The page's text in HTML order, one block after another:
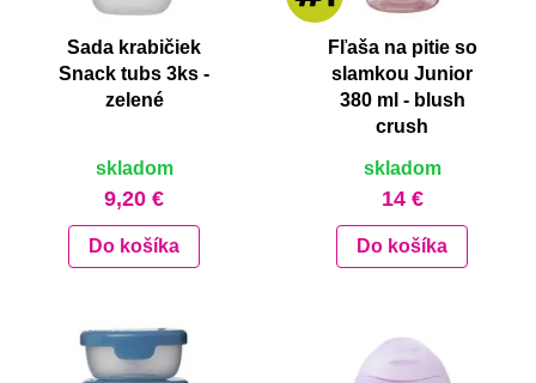
Sada krabičiek
Snack tubs 3ks -
zelené
skladom
9,20 €
Do košíka
Fľaša na pitie so
slamkou Junior
380 ml - blush
crush
skladom
14 €
Do košíka